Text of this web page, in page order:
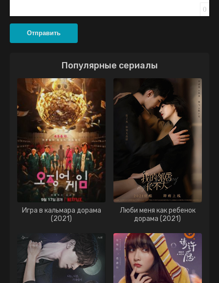
0
Отправить
Популярные сериалы
Игра в кальмара дорама
(2021)
Люби меня как ребенок
дорама (2021)